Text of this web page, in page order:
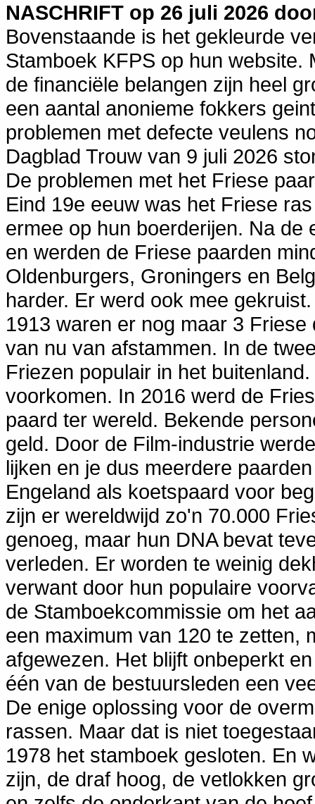
NASCHRIFT op 26 juli 2026
Bovenstaande is het gekleurde
Stamboek KFPS op hun website.
de financiële belangen zijn heel
een aantal anonieme fokkers
problemen met defecte veulens
Dagblad Trouw van 9 juli 2026
De problemen met het Friese
Eind 19e eeuw was het Friese
ermee op hun boerderijen. Na
en werden de Friese paarden
Oldenburgers, Groningers en
harder. Er werd ook mee
1913 waren er nog maar 3
van nu van afstammen. In de
Friezen populair in het
voorkomen. In 2016 werd de
paard ter wereld. Bekende
geld. Door de Film-industrie
lijken en je dus meerdere
Engeland als koetspaard voor
zijn er wereldwijd zo'n 70.000
genoeg, maar hun DNA bevat
verleden. Er worden te weinig
verwant door hun populaire
de Stamboekcommissie om het
een maximum van 120 te zetten,
afgewezen. Het blijft onbeperkt
één van de bestuursleden een
De enige oplossing voor de
rassen. Maar dat is niet
1978 het stamboek gesloten. En
zijn, de draf hoog, de vetlokken